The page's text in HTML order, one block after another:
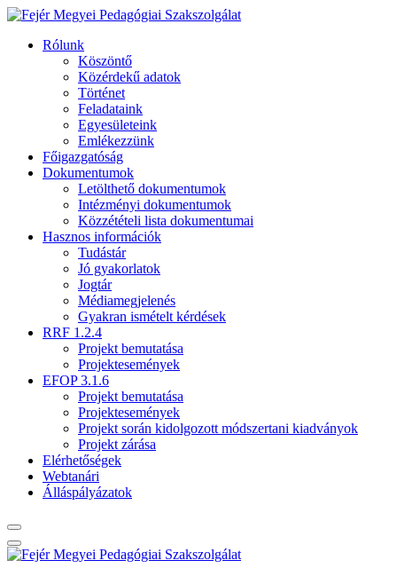
Rólunk
Köszöntő
Közérdekű adatok
Történet
Feladataink
Egyesületeink
Emlékezzünk
Főigazgatóság
Dokumentumok
Letölthető dokumentumok
Intézményi dokumentumok
Közzétételi lista dokumentumai
Hasznos információk
Tudástár
Jó gyakorlatok
Jogtár
Médiamegjelenés
Gyakran ismételt kérdések
RRF 1.2.4
Projekt bemutatása
Projektesemények
EFOP 3.1.6
Projekt bemutatása
Projektesemények
Projekt során kidolgozott módszertani kiadványok
Projekt zárása
Elérhetőségek
Webtanári
Álláspályázatok